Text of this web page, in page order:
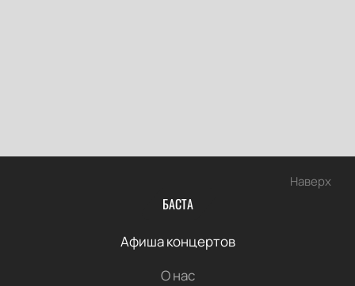
Наверх
БАСТА
Афиша концертов
О нас